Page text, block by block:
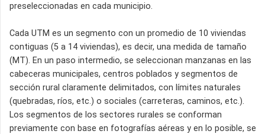
preseleccionadas en cada municipio.
Cada UTM es un segmento con un promedio de 10 viviendas
contiguas (5 a 14 viviendas), es decir, una medida de tamaño
(MT). En un paso intermedio, se seleccionan manzanas en las
cabeceras municipales, centros poblados y segmentos de
sección rural claramente delimitados, con límites naturales
(quebradas, ríos, etc.) o sociales (carreteras, caminos, etc.).
Los segmentos de los sectores rurales se conforman
previamente con base en fotografías aéreas y en lo posible, se